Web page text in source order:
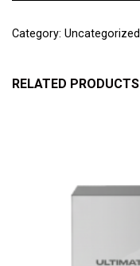
Category: Uncategorized
RELATED PRODUCTS